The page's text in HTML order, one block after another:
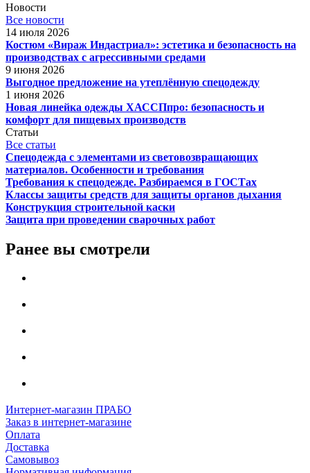
Новости
Все новости
14 июля 2026
Костюм «Вираж Индастриал»: эстетика и безопасность на
производствах с агрессивными средами
9 июня 2026
Выгодное предложение на утеплённую спецодежду
1 июня 2026
Новая линейка одежды ХАССПпро: безопасность и
комфорт для пищевых производств
Статьи
Все статьи
Спецодежда с элементами из световозвращающих
материалов. Особенности и требования
Требования к спецодежде. Разбираемся в ГОСТах
Классы защиты средств для защиты органов дыхания
Конструкция строительной каски
Защита при проведении сварочных работ
Ранее вы смотрели
Интернет-магазин ПРАБО
Заказ в интернет-магазине
Оплата
Доставка
Самовывоз